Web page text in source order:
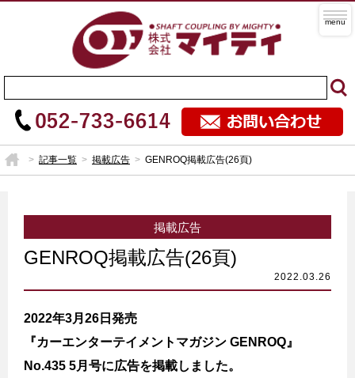
記事一覧 掲載広告 GENROQ掲載広告(26頁)
掲載広告
GENROQ掲載広告(26頁)
2022年3月26日発売
『カーエンターテイメントマガジン GENROQ』
No.435 5月号に広告を掲載しました。